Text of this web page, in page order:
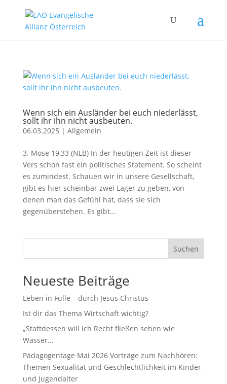
Wenn sich ein Ausländer bei euch niederlässt,
sollt ihr ihn nicht ausbeuten.
06.03.2025 | Allgemein
3. Mose 19,33 (NLB) In der heutigen Zeit ist dieser
Vers schon fast ein politisches Statement. So scheint
es zumindest. Schauen wir in unsere Gesellschaft,
gibt es hier scheinbar zwei Lager zu geben, von
denen man das Gefühl hat, dass sie sich
gegenüberstehen. Es gibt...
Suchen
Neueste Beiträge
Leben in Fülle – durch Jesus Christus
Ist dir das Thema Wirtschaft wichtig?
„Stattdessen will ich Recht fließen sehen wie
Wasser…
Pädagogentage Mai 2026 Vorträge zum Nachhören:
Themen Sexualität und Geschlechtlichkeit im Kinder-
und Jugendalter